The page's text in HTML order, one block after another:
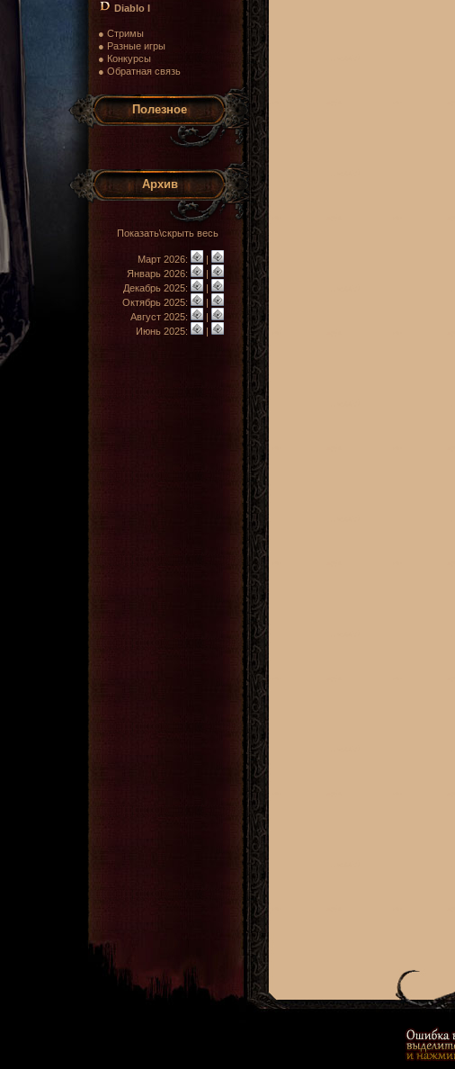
Diablo I
● Стримы
● Разные игры
● Конкурсы
● Обратная связь
Полезное
Архив
Показать\скрыть весь
Март 2026:
|
Январь 2026:
|
Декабрь 2025:
|
Октябрь 2025:
|
Август 2025:
|
Июнь 2025:
|